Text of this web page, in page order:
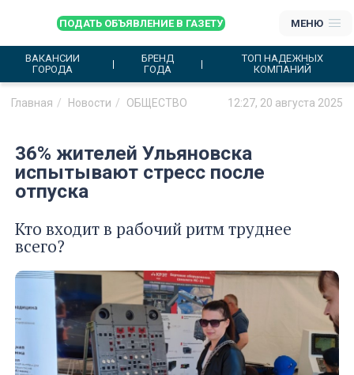
ПОДАТЬ ОБЪЯВЛЕНИЕ В ГАЗЕТУ МЕНЮ
ВАКАНСИИ
ГОРОДА
БРЕНД
ГОДА
ТОП НАДЕЖНЫХ
КОМПАНИЙ
Главная Новости ОБЩЕСТВО 12:27, 20 августа 2025
36% жителей Ульяновска
испытывают стресс после
отпуска
Кто входит в рабочий ритм труднее
всего?